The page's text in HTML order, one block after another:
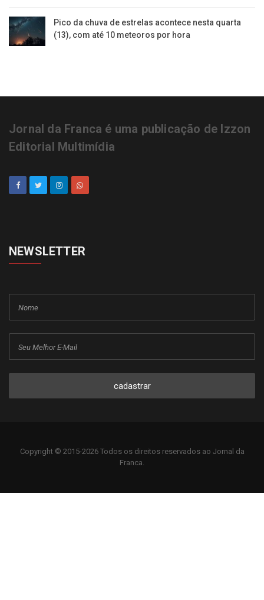
Pico da chuva de estrelas acontece nesta quarta
(13), com até 10 meteoros por hora
Jornal da Franca é uma publicação de Izzon
Editorial Multimídia
NEWSLETTER
cadastrar
Copyright © 2015-2026 Todos os direitos reservados ao Jornal da
Franca.